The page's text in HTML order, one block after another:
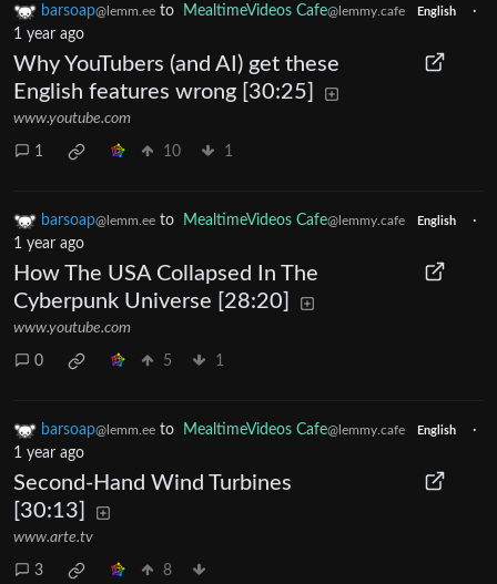
barsoap@lemm.ee to MealtimeVideos Cafe@lemmy.cafe English
·
1 year ago
Why YouTubers (and AI) get these
English features wrong [30:25]
www.youtube.com
1 10 1
barsoap@lemm.ee to MealtimeVideos Cafe@lemmy.cafe English
·
1 year ago
How The USA Collapsed In The
Cyberpunk Universe [28:20]
www.youtube.com
0 5 1
barsoap@lemm.ee to MealtimeVideos Cafe@lemmy.cafe English
·
1 year ago
Second-Hand Wind Turbines
[30:13]
www.arte.tv
3 8